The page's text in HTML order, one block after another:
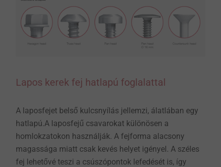
Lapos kerek fej hatlapú foglalattal
​​​​​​​A laposfejet belső kulcsnyílás jellemzi, álatlában egy
hatlapú.A laposfejű csavarokat különösen a
homlokzatokon használják. A fejforma alacsony
magassága miatt csak kevés helyet igényel. A széles
fej lehetővé teszi a csúszópontok lefedését is, így